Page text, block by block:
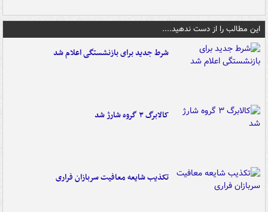
این مطالب را از دست ندهید....
شرط جدید برای بازنشستگی اعلام شد
کالابرگ ۳ گروه شارژ شد
تکذیب شایعه معافیت سربازان فراری